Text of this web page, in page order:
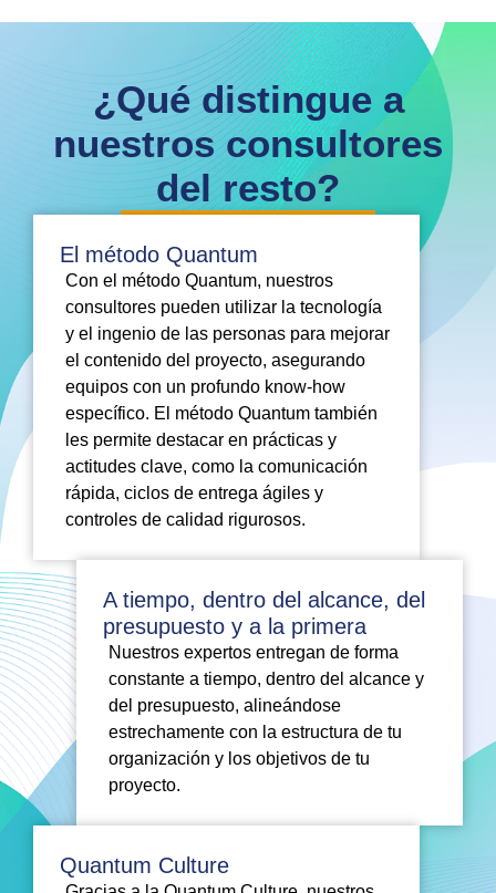
¿Qué distingue a
nuestros consultores
del resto?
El método Quantum
Con el método Quantum, nuestros
consultores pueden utilizar la tecnología
y el ingenio de las personas para mejorar
el contenido del proyecto, asegurando
equipos con un profundo know-how
específico. El método Quantum también
les permite destacar en prácticas y
actitudes clave, como la comunicación
rápida, ciclos de entrega ágiles y
controles de calidad rigurosos.
A tiempo, dentro del alcance, del
presupuesto y a la primera
Nuestros expertos entregan de forma
constante a tiempo, dentro del alcance y
del presupuesto, alineándose
estrechamente con la estructura de tu
organización y los objetivos de tu
proyecto.
Quantum Culture